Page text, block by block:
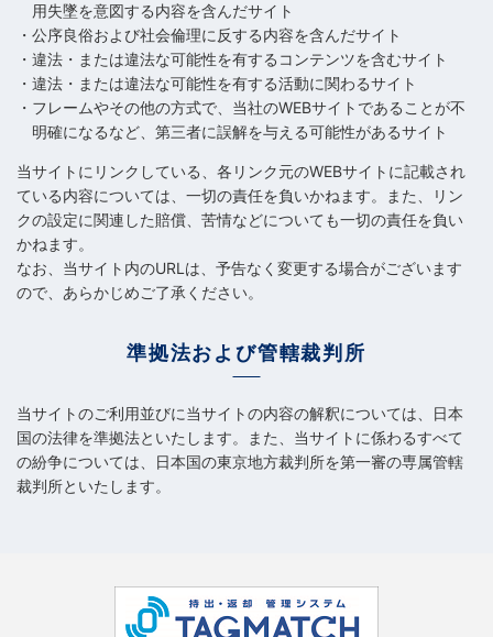
用失墜を意図する内容を含んだサイト
・公序良俗および社会倫理に反する内容を含んだサイト
・違法・または違法な可能性を有するコンテンツを含むサイト
・違法・または違法な可能性を有する活動に関わるサイト
・フレームやその他の方式で、当社のWEBサイトであることが不
明確になるなど、第三者に誤解を与える可能性があるサイト
当サイトにリンクしている、各リンク元のWEBサイトに記載され
ている内容については、一切の責任を負いかねます。また、リン
クの設定に関連した賠償、苦情などについても一切の責任を負い
かねます。
なお、当サイト内のURLは、予告なく変更する場合がございます
ので、あらかじめご了承ください。
準拠法および管轄裁判所
当サイトのご利用並びに当サイトの内容の解釈については、日本
国の法律を準拠法といたします。また、当サイトに係わるすべて
の紛争については、日本国の東京地方裁判所を第一審の専属管轄
裁判所といたします。